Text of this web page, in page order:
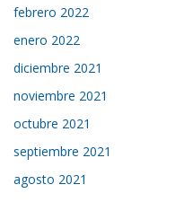
febrero 2022
enero 2022
diciembre 2021
noviembre 2021
octubre 2021
septiembre 2021
agosto 2021